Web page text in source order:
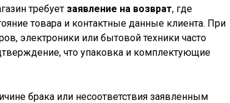
требует заявление на возврат, где
товара и контактные данные клиента. При
электроники или бытовой техники часто
что упаковка и комплектующие
брака или несоответствия заявленным